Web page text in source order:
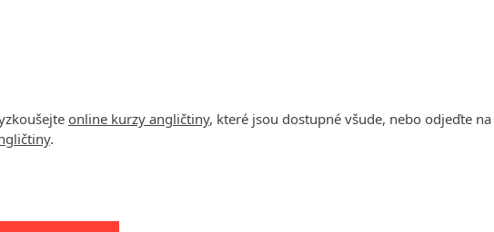
online kurzy angličtiny, které jsou dostupné všude, nebo odjeďte na
.